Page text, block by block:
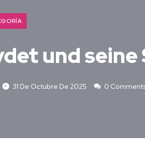
und seine
31 De Octubre De 2025 0